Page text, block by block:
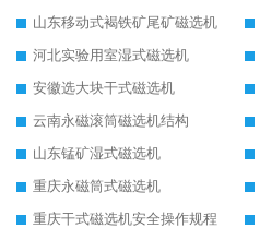
山东移动式褐铁矿尾矿磁选机
河北实验用室湿式磁选机
安徽选大块干式磁选机
云南永磁滚筒磁选机结构
山东锰矿湿式磁选机
重庆永磁筒式磁选机
重庆干式磁选机安全操作规程